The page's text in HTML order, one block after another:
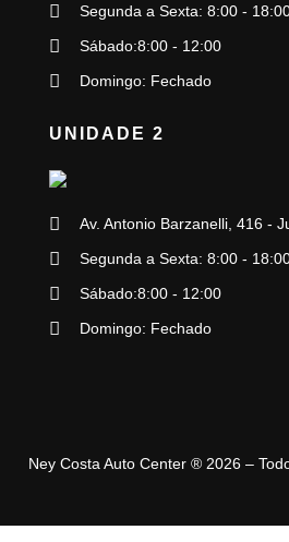
Segunda a Sexta: 8:00 -
Sábado:8:00 - 12:00
Domingo: Fechado
UNIDADE 2
Av. Antonio Barzanelli, 416 -
Segunda a Sexta: 8:00 -
Sábado:8:00 - 12:00
Domingo: Fechado
Ney Costa Auto Center ® 2026 –